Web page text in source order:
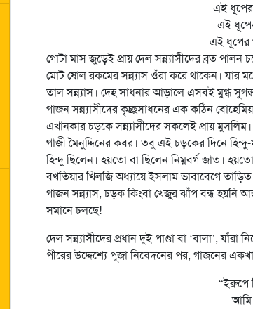
এই ধূপের
এই ধূপের
এই ধূপের
গোটা মাস জুড়েই প্রায় দেল সন্ন্যাসীদের ব্রত
মোট ষোল রকমের সন্ন্যাস ওঁরা করে থাকেন। যার
তাল সন্ন্যাস। দেহ সাধনার আড়ালে এসবই মুগ্ধ
গাজন সন্ন্যাসীদের কৃচ্ছ্রসাধনের এক কঠিন
এখানকার চড়কে সন্ন্যাসীদের সকলেই প্রায়
গাজী মৈনুদ্দিনের কবর। তবু এই চড়কের দিনে
হিন্দু ছিলেন। হয়তো বা ছিলেন নিম্নবর্গ জাত।
বখতিয়ার খিলজি অধ্যায়ে ইসলাম ভাবাবেগে তাড়িত
গাজন সন্ন্যাস, চড়ক কিংবা খেজুর ঝাঁপ বন্ধ হয়নি
সমানে চলছে!
দেল সন্ন্যাসীদের প্রধান দুই পাণ্ডা বা ‘বালা’,
পীরের উদ্দেশ্যে পূজা নিবেদনের পর, গাজনের
“ইরুপে
আমি